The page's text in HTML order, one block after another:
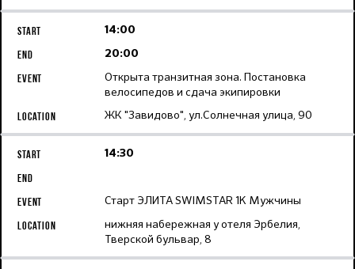
14:00
20:00
Открыта транзитная зона. Постановка
велосипедов и сдача экипировки
ЖК "Завидово", ул.Солнечная улица, 90
14:30
Старт ЭЛИТА SWIMSTAR 1K Мужчины
нижняя набережная у отеля Эрбелия,
Тверской бульвар, 8